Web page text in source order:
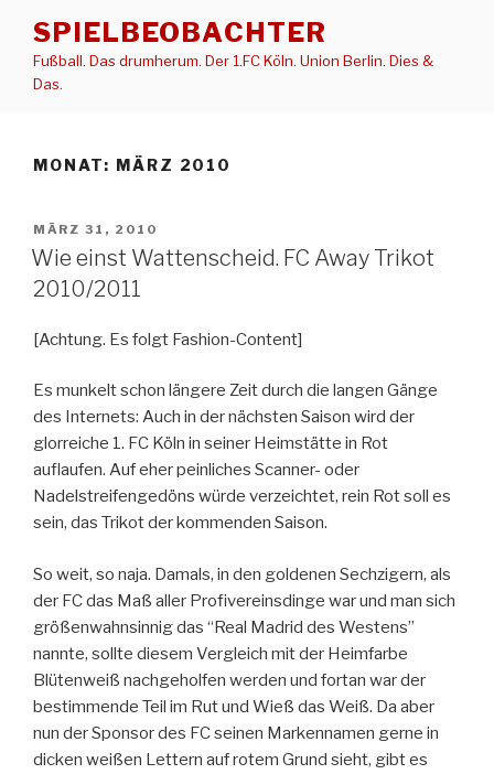
Inhalt
springen
SPIELBEOBACHTER
Fußball. Das drumherum. Der 1.FC Köln. Union Berlin. Dies &
Das.
MONAT: MÄRZ 2010
VERÖFFENTLICHT
AM
MÄRZ 31, 2010
Wie einst Wattenscheid. FC Away Trikot
2010/2011
[Achtung. Es folgt Fashion-Content]
Es munkelt schon längere Zeit durch die langen Gänge
des Internets: Auch in der nächsten Saison wird der
glorreiche 1. FC Köln in seiner Heimstätte in Rot
auflaufen. Auf eher peinliches Scanner- oder
Nadelstreifengedöns würde verzeichtet, rein Rot soll es
sein, das Trikot der kommenden Saison.
So weit, so naja. Damals, in den goldenen Sechzigern, als
der FC das Maß aller Profivereinsdinge war und man sich
größenwahnsinnig das “Real Madrid des Westens”
nannte, sollte diesem Vergleich mit der Heimfarbe
Blütenweiß nachgeholfen werden und fortan war der
bestimmende Teil im Rut und Wieß das Weiß. Da aber
nun der Sponsor des FC seinen Markennamen gerne in
dicken weißen Lettern auf rotem Grund sieht, gibt es